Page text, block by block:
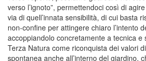
verso l’ignoto”, permettendoci così di
via di quell’innata sensibilità, di cui basta
non-confine per attingere chiaro l’intento
accoppiandolo concretamente a tecnica e
Terza Natura come riconquista dei valori
spontanea anche all’interno del giardino,